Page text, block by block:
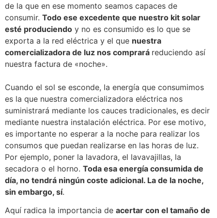
de la que en ese momento seamos capaces de
consumir. Todo ese excedente que nuestro kit solar
esté produciendo y no es consumido es lo que se
exporta a la red eléctrica y el que nuestra
comercializadora de luz nos comprará reduciendo así
nuestra factura de «noche».
Cuando el sol se esconde, la energía que consumimos
es la que nuestra comercializadora eléctrica nos
suministrará mediante los cauces tradicionales, es decir
mediante nuestra instalación eléctrica. Por ese motivo,
es importante no esperar a la noche para realizar los
consumos que puedan realizarse en las horas de luz.
Por ejemplo, poner la lavadora, el lavavajillas, la
secadora o el horno. Toda esa energía consumida de
día, no tendrá ningún coste adicional. La de la noche,
sin embargo, sí.
Aquí radica la importancia de acertar con el tamaño de